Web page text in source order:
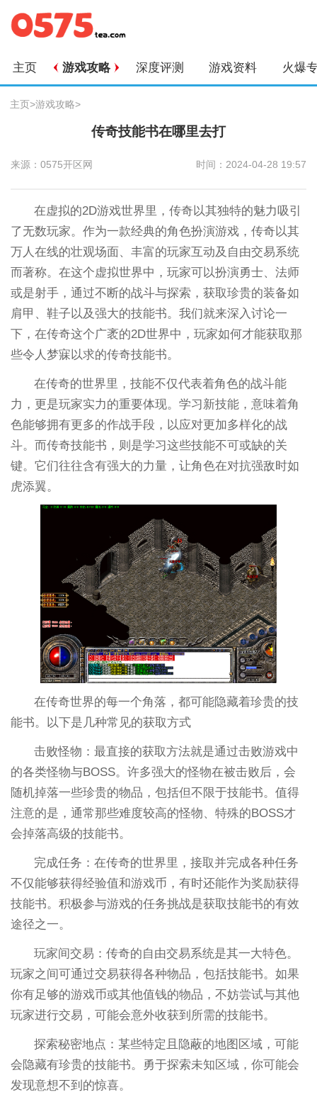
主页 游戏攻略 深度评测 游戏资料 火爆
主页>游戏攻略>
传奇技能书在哪里去打
来源：0575开区网 时间：2024-04-28 19:57
在虚拟的2D游戏世界里，传奇以其独特的魅力吸引
了无数玩家。作为一款经典的角色扮演游戏，传奇以其
万人在线的壮观场面、丰富的玩家互动及自由交易系统
而著称。在这个虚拟世界中，玩家可以扮演勇士、法师
或是射手，通过不断的战斗与探索，获取珍贵的装备如
肩甲、鞋子以及强大的技能书。我们就来深入讨论一
下，在传奇这个广袤的2D世界中，玩家如何才能获取那
些令人梦寐以求的传奇技能书。
在传奇的世界里，技能不仅代表着角色的战斗能
力，更是玩家实力的重要体现。学习新技能，意味着角
色能够拥有更多的作战手段，以应对更加多样化的战
斗。而传奇技能书，则是学习这些技能不可或缺的关
键。它们往往含有强大的力量，让角色在对抗强敌时如
虎添翼。
在传奇世界的每一个角落，都可能隐藏着珍贵的技
能书。以下是几种常见的获取方式
击败怪物：最直接的获取方法就是通过击败游戏中
的各类怪物与BOSS。许多强大的怪物在被击败后，会
随机掉落一些珍贵的物品，包括但不限于技能书。值得
注意的是，通常那些难度较高的怪物、特殊的BOSS才
会掉落高级的技能书。
完成任务：在传奇的世界里，接取并完成各种任务
不仅能够获得经验值和游戏币，有时还能作为奖励获得
技能书。积极参与游戏的任务挑战是获取技能书的有效
途径之一。
玩家间交易：传奇的自由交易系统是其一大特色。
玩家之间可通过交易获得各种物品，包括技能书。如果
你有足够的游戏币或其他值钱的物品，不妨尝试与其他
玩家进行交易，可能会意外收获到所需的技能书。
探索秘密地点：某些特定且隐蔽的地图区域，可能
会隐藏有珍贵的技能书。勇于探索未知区域，你可能会
发现意想不到的惊喜。